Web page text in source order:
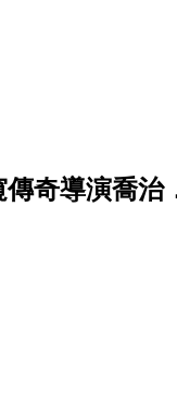
傳奇導演喬治